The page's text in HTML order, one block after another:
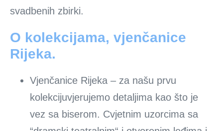
svadbenih zbirki.
O kolekcijama, vjenčanice
Rijeka.
Vjenčanice Rijeka – za našu prvu
kolekcijuvjerujemo detaljima kao što je
vez sa biserom. Cvjetnim uzorcima sa